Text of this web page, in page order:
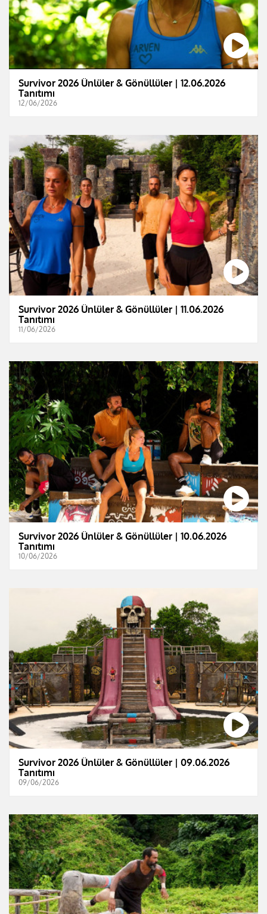
Survivor 2026 Ünlüler & Gönüllüler | 12.06.2026
Tanıtımı
12/06/2026
Survivor 2026 Ünlüler & Gönüllüler | 11.06.2026
Tanıtımı
11/06/2026
Survivor 2026 Ünlüler & Gönüllüler | 10.06.2026
Tanıtımı
10/06/2026
Survivor 2026 Ünlüler & Gönüllüler | 09.06.2026
Tanıtımı
09/06/2026